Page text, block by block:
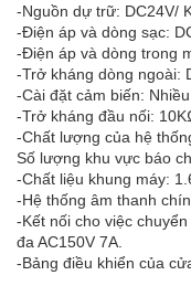
-Nguồn dự trữ: DC24V/
-Điện áp và dòng sạc:
-Điện áp và dòng trong
-Trở kháng dòng ngoài:
-Cài đặt cảm biến:
-Trở kháng đầu nối:
-Chất lượng của hệ
Số lượng khu vực báo
-Chất liệu khung máy:
-Hệ thống âm thanh
-Kết nối cho việc
đa AC150V 7A.
-Bảng điều khiển của